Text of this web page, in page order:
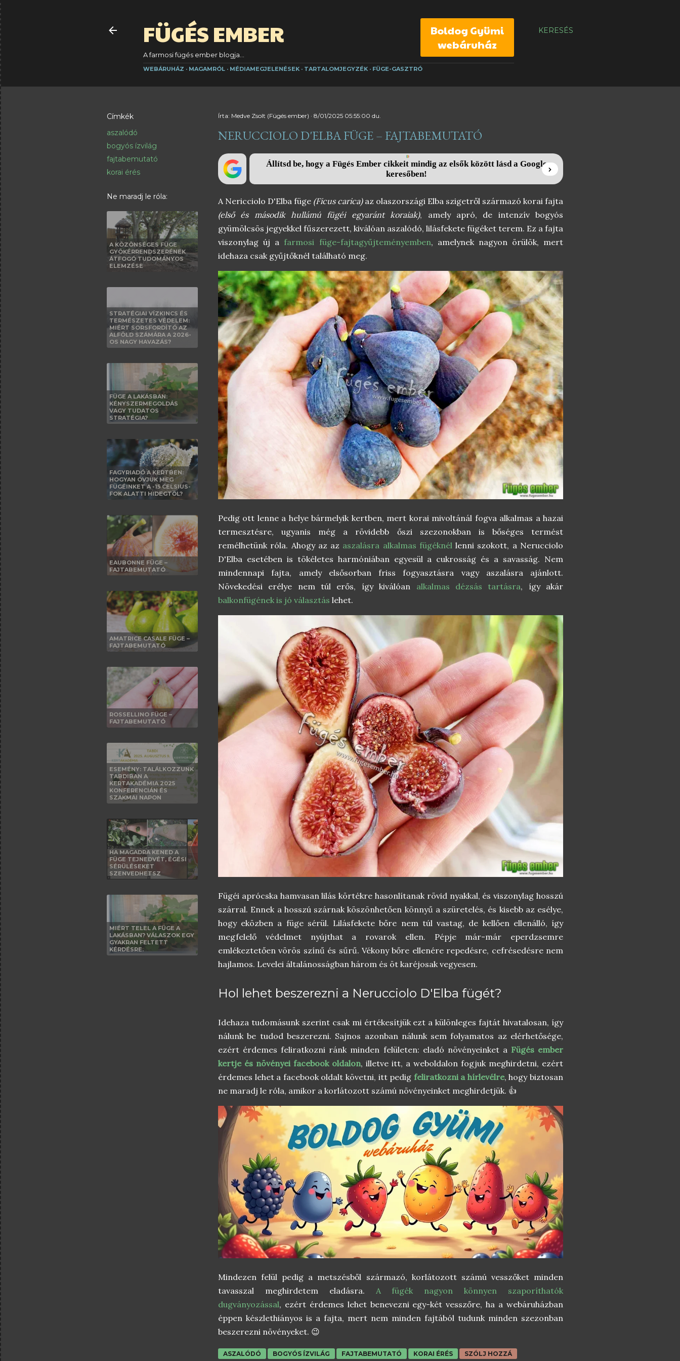
KERESÉS
FÜGÉS EMBER
A farmosi fügés ember blogja...
Boldog Gyümi
webáruház
WEBÁRUHÁZ MAGAMRÓL MÉDIAMEGJELENÉSEK TARTALOMJEGYZÉK FÜGE-GASZTRÓ
Címkék
aszalódó
bogyós ízvilág
fajtabemutató
korai érés
Ne maradj le róla:
A KÖZÖNSÉGES FÜGE
GYÖKÉRRENDSZERÉNEK
ÁTFOGÓ TUDOMÁNYOS
ELEMZÉSE
STRATÉGIAI VÍZKINCS ÉS
TERMÉSZETES VÉDELEM:
MIÉRT SORSFORDÍTÓ AZ
ALFÖLD SZÁMÁRA A 2026-
OS NAGY HAVAZÁS?
FÜGE A LAKÁSBAN:
KÉNYSZERMEGOLDÁS
VAGY TUDATOS
STRATÉGIA?
FAGYRIADÓ A KERTBEN:
HOGYAN ÓVJUK MEG
FÜGÉINKET A -15 CELSIUS-
FOK ALATTI HIDEGTŐL?
EAUBONNE FÜGE –
FAJTABEMUTATÓ
AMATRICE CASALE FÜGE –
FAJTABEMUTATÓ
ROSSELLINO FÜGE –
FAJTABEMUTATÓ
ESEMÉNY: TALÁLKOZZUNK
TABDIBAN A
KERTAKADÉMIA 2025
KONFERENCIÁN ÉS
SZAKMAI NAPON
HA MAGADRA KENED A
FÜGE TEJNEDVÉT, ÉGÉSI
SÉRÜLÉSEKET
SZENVEDHETSZ
MIÉRT TELEL A FÜGE A
LAKÁSBAN? VÁLASZOK EGY
GYAKRAN FELTETT
KÉRDÉSRE.
Írta: Medve Zsolt (Fügés ember) 8/01/2025 05:55:00 du.
NERUCCIOLO D'ELBA FÜGE – FAJTABEMUTATÓ
Állítsd be, hogy a Fügés Ember cikkeit mindig az elsők között lásd a Google
keresőben!
A Nericciolo D'Elba füge (Ficus carica)az olaszországi Elba szigetről származó korai fajta
(első és második hullámú fügéi egyaránt koraiak), amely apró, de intenzív bogyós
gyümölcsös jegyekkel fűszerezett, kiválóan aszalódó, lilásfekete fügéket terem. Ez a fajta
viszonylag új afarmosi füge-fajtagyűjteményemben, amelynek nagyon örülök, mert
idehaza csak gyűjtőknél található meg.
Pedig ott lenne a helye bármelyik kertben, mert korai mivoltánál fogva alkalmas a hazai
termesztésre, ugyanis még a rövidebb őszi szezonokban is bőséges termést
remélhetünk róla. Ahogy az az aszalásra alkalmas fügéknél lenni szokott, a Nerucciolo
D'Elba esetében is tökéletes harmóniában egyesül a cukrosság és a savasság. Nem
mindennapi fajta, amely elsősorban friss fogyasztásra vagy aszalásra ajánlott.
Növekedési erélye nem túl erős, így kiválóan alkalmas dézsás tartásra, így akár
balkonfügének is jó választás lehet.
Fügéi aprócska hamvasan lilás körtékre hasonlítanak rövid nyakkal, és viszonylag hosszú
szárral. Ennek a hosszú szárnak köszönhetően könnyű a szüretelés, és kisebb az esélye,
hogy eközben a füge sérül. Lilásfekete bőre nem túl vastag, de kellően ellenálló, így
megfelelő védelmet nyújthat a rovarok ellen. Pépje már-már eperdzsemre
emlékeztetően vörös színű és sűrű. Vékony bőre ellenére repedésre, cefrésedésre nem
hajlamos. Levelei általánosságban három és öt karéjosak vegyesen.
Hol lehet beszerezni a Nerucciolo D'Elba fügét?
Idehaza tudomásunk szerint csak mi értékesítjük ezt a különleges fajtát hivatalosan, így
nálunk be tudod beszerezni. Sajnos azonban nálunk sem folyamatos az elérhetősége,
ezért érdemes feliratkozni ránk minden felületen: eladó növényeinket a Fügés ember
kertje és növényei facebook oldalon, illetve itt, a weboldalon fogjuk meghirdetni, ezért
érdemes lehet a facebook oldalt követni, itt pedig feliratkozni a hírlevélre, hogy biztosan
ne maradj le róla, amikor a korlátozott számú növényeinket meghirdetjük. 👍
Mindezen felül pedig a metszésből származó, korlátozott számú vesszőket minden
tavasszal meghirdetem eladásra. A fügék nagyon könnyen szaporíthatók
dugványozással, ezért érdemes lehet benevezni egy-két vesszőre, ha a webáruházban
éppen készlethiányos is a fajta, mert nem minden fajtából tudunk minden szezonban
beszerezni növényeket. 😉
ASZALÓDÓ BOGYÓS ÍZVILÁG FAJTABEMUTATÓ KORAI ÉRÉS SZÓLJ HOZZÁ